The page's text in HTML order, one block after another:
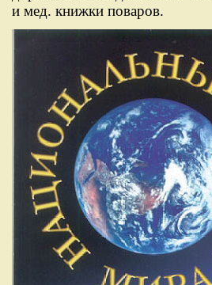
и мед. книжки поваров.